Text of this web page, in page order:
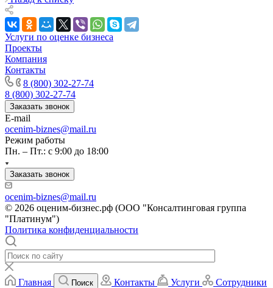
Услуги по оценке бизнеса
Проекты
Компания
Контакты
8 (800) 302-27-74
8 (800) 302-27-74
Заказать звонок
E-mail
ocenim-biznes@mail.ru
Режим работы
Пн. – Пт.: с 9:00 до 18:00
Заказать звонок
ocenim-biznes@mail.ru
© 2026 оценим-бизнес.рф (ООО "Консалтинговая группа
"Платинум")
Политика конфиденциальности
Главная Поиск Контакты Услуги Сотрудники
Калининград
Калуга
Камбарка
Каменка
Каменск-Уральский
Каменск-Шахтинский
Камень-на-Оби
Камышин
Камышлов
Канаш
Кандалакша
Канск
Карачев
Карпинск
Касли
Каспийск
Кашира
Кемерово
Керчь
Кизляр